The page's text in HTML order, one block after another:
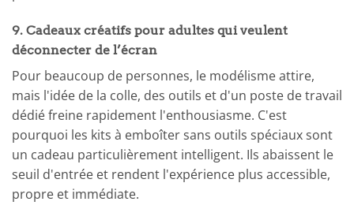
9. Cadeaux créatifs pour adultes qui veulent
déconnecter de l’écran
Pour beaucoup de personnes, le modélisme attire,
mais l'idée de la colle, des outils et d'un poste de travail
dédié freine rapidement l'enthousiasme. C'est
pourquoi les kits à emboîter sans outils spéciaux sont
un cadeau particulièrement intelligent. Ils abaissent le
seuil d'entrée et rendent l'expérience plus accessible,
propre et immédiate.